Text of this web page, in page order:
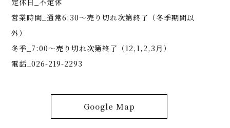
営業時間_通常6:30～売り切れ次第終了（冬季期間以
外）
冬季_7:00～売り切れ次第終了（12,1,2,3月）
電話_026-219-2293
Google Map